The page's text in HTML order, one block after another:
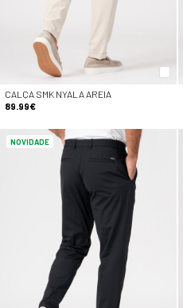
CALÇA SMK NYALA AREIA
89.99€
NOVIDADE